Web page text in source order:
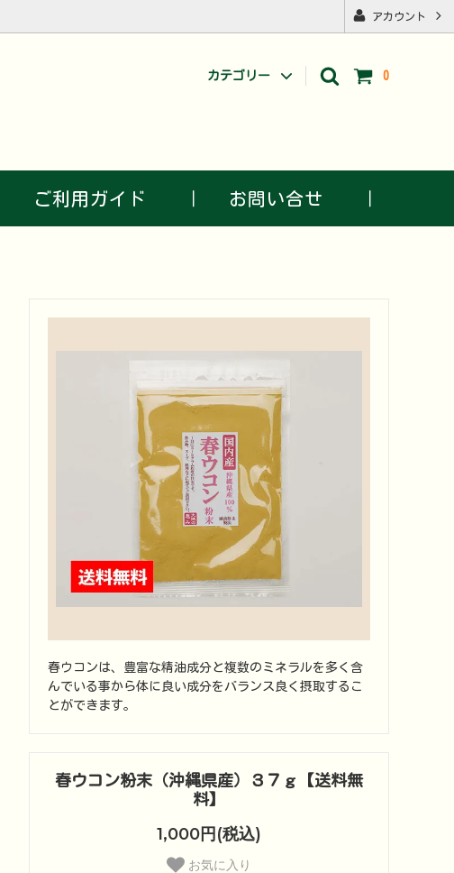
アカウント
0
カテゴリー
ご利用ガイド ｜ お問い合せ ｜
春ウコンは、豊富な精油成分と複数のミネラルを多く含
んでいる事から体に良い成分をバランス良く摂取するこ
とができます。
春ウコン粉末（沖縄県産）３７ｇ【送料無
料】
1,000円(税込)
お気に入り